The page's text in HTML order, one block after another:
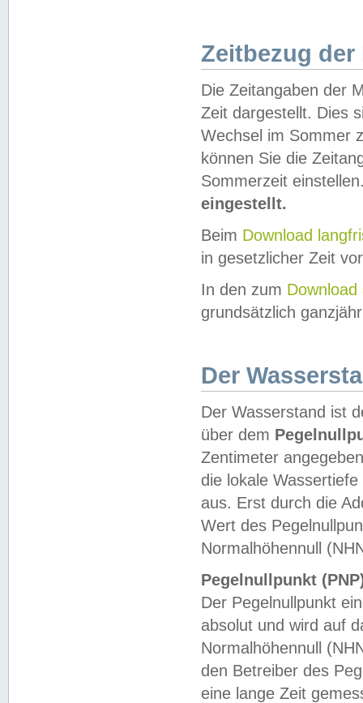
Zeitbezug der
Die Zeitangaben der
Zeit dargestellt. Dies
Wechsel im Sommer
können Sie die
Sommerzeit
eingestellt.
Beim Download
in gesetzlicher Zeit
In den zum Download
grundsätzlich
Der
Der Wasserstand ist
über dem
Zentimeter
die lokale
aus. Erst durch die
Wert des
Normalhöhennull
Pegelnullpunkt
Der Pegelnullpunkt
absolut und wird auf
Normalhöhennull
den Betreiber des
eine lange Zeit